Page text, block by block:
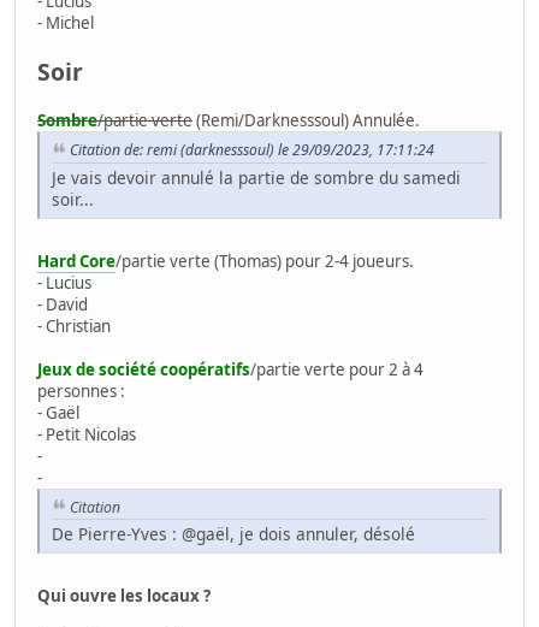
- Michel
Soir
Sombre/partie verte(Remi/Darknesssoul) Annulée.
Citation de: remi (darknesssoul) le 29/09/2023, 17:11:24
Je vais devoir annulé la partie de sombre du samedi
soir...
Hard Core/partie verte (Thomas) pour 2-4 joueurs.
- Lucius
- David
- Christian
Jeux de société coopératifs/partie verte pour 2 à 4
personnes :
- Gaël
- Petit Nicolas
-
-
Citation
De Pierre-Yves : @gaël, je dois annuler, désolé
Qui ouvre les locaux ?